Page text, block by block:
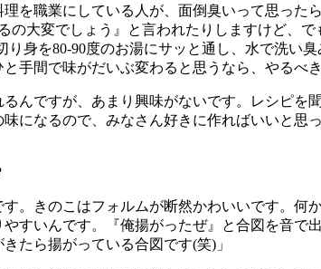
理を職業にしている人が、面倒臭いって思っ
の大変でしょう』と言われたりしますけど、
り身を80-90度のお湯にサッと通し、水で洗い
手間で味がだいぶ変わると思うなら、やるべ
るんですが、あまり興味がないです。レシピ
になるので、みなさん好きに作ればいいと
す。きのこはフォルムが断然かわいいです。
すいんです。『俺揚がったぜ』と合図を音
たら揚がっている合図です(笑) 」